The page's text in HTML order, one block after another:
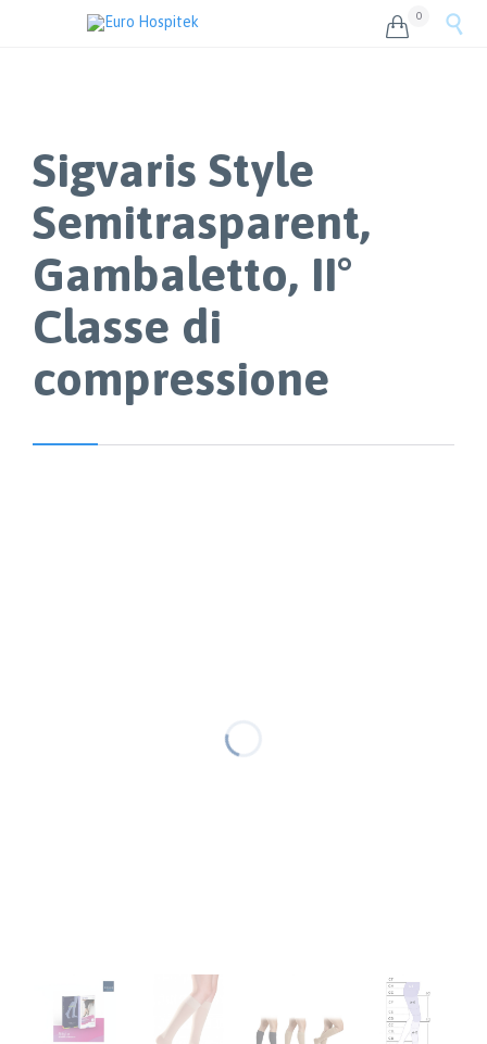
 0 
Sigvaris Style
Semitrasparent,
Gambaletto, II°
Classe di
compressione